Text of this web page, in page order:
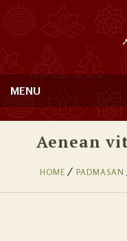
MENU
Aenean
HOME PADMASAN